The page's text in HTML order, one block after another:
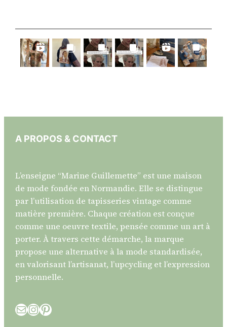
A PROPOS & CONTACT
L’enseigne “Marine Guillemette” est une maison
de mode fondée en Normandie. Elle se distingue
par l’utilisation de tapisseries vintage comme
matière première. Chaque création est conçue
comme une oeuvre textile, pensée comme un art à
porter. À travers cette démarche, la marque
propose une alternative à la mode standardisée,
en valorisant l’artisanat, l’upcycling et l’expression
personnelle.
E-mail InstagramPinterest